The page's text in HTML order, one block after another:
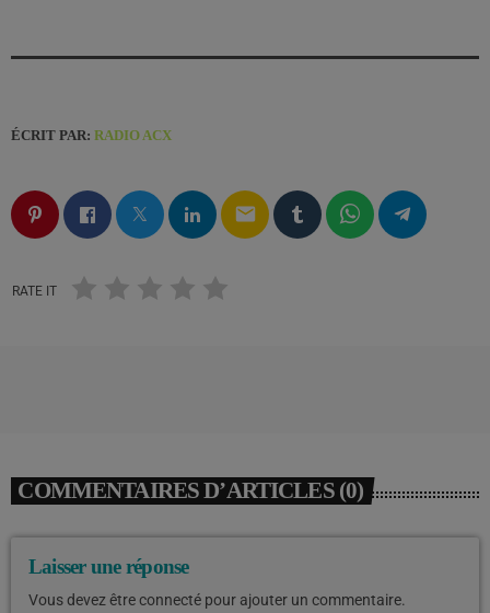
ÉCRIT PAR: RADIO ACX
email
RATE IT
COMMENTAIRES D’ARTICLES (0)
Laisser une réponse
Vous devez être connecté pour ajouter un commentaire.